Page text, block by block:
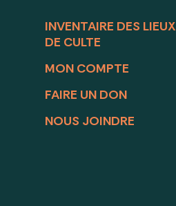
INVENTAIRE DES LIEUX
DE CULTE
MON COMPTE
FAIRE UN DON
NOUS JOINDRE